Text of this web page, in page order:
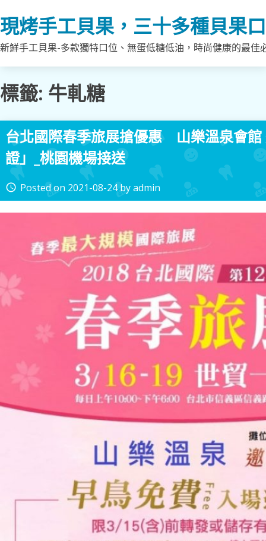
to
content
現烤手工貝果，三十多種貝果
新鮮手工貝果-多款獨特口位、無蛋低糖低油，時尚健康的最
標籤: 牛軋糖
台北國際春季旅展搶優惠 山樂溫泉會館
證」_桃園機場接送
access_time Posted on 2021-08-24byadmin